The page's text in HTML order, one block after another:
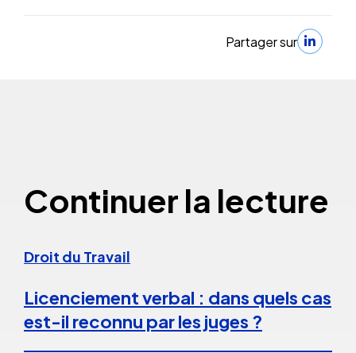
Partager sur
Continuer la lecture
Droit du Travail
Licenciement verbal : dans quels cas
est-il reconnu par les juges ?